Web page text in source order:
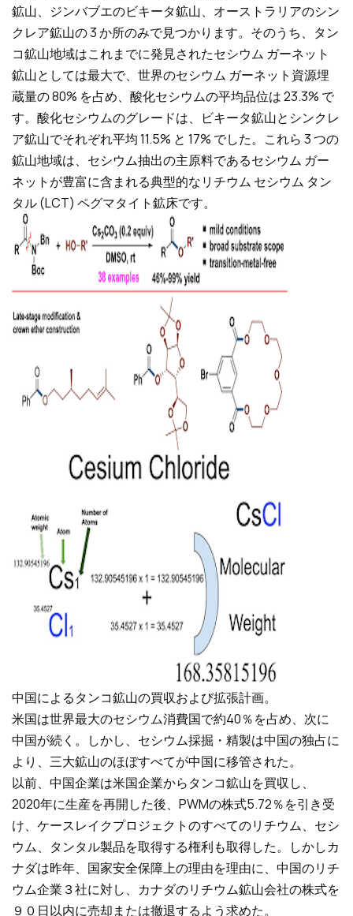
鉱山、ジンバブエのビキータ鉱山、オーストラリアのシン
クレア鉱山の 3 か所のみで見つかります。そのうち、タン
コ鉱山地域はこれまでに発見されたセシウム ガーネット
鉱山としては最大で、世界のセシウム ガーネット資源埋
蔵量の 80% を占め、酸化セシウムの平均品位は 23.3% で
す。酸化セシウムのグレードは、ビキータ鉱山とシンクレ
ア鉱山でそれぞれ平均 11.5% と 17% でした。これら 3 つの
鉱山地域は、セシウム抽出の主原料であるセシウム ガー
ネットが豊富に含まれる典型的なリチウム セシウム タン
タル (LCT) ペグマタイト鉱床です。
中国によるタンコ鉱山の買収および拡張計画。
米国は世界最大のセシウム消費国で約40％を占め、次に
中国が続く。しかし、セシウム採掘・精製は中国の独占に
より、三大鉱山のほぼすべてが中国に移管された。
以前、中国企業は米国企業からタンコ鉱山を買収し、
2020年に生産を再開した後、PWMの株式5.72％を引き受
け、ケースレイクプロジェクトのすべてのリチウム、セシ
ウム、タンタル製品を取得する権利も取得した。しかしカ
ナダは昨年、国家安全保障上の理由を理由に、中国のリチ
ウム企業３社に対し、カナダのリチウム鉱山会社の株式を
９０日以内に売却または撤退するよう求めた。